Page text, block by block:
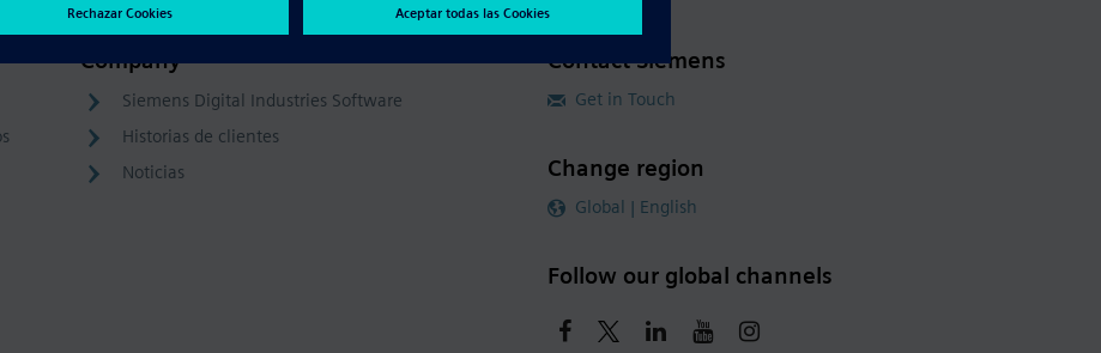
Company
Siemens Digital Industries Software
Historias de clientes
Noticias
Contact Siemens
Get in Touch
Change region
Global | English
Follow our global channels